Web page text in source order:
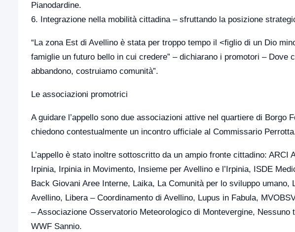
Pianodardine.
6. Integrazione nella mobilità cittadina – sfruttando la posizione
“La zona Est di Avellino è stata per troppo tempo il <figlio di un Dio
famiglie un futuro bello in cui credere” – dichiarano i promotori – Dove
abbandono, costruiamo comunità”.
Le associazioni promotrici
A guidare l’appello sono due associazioni attive nel quartiere di Borgo
chiedono contestualmente un incontro ufficiale al Commissario
L’appello è stato inoltre sottoscritto da un ampio fronte cittadino: ARCI
Irpinia, Irpinia in Movimento, Insieme per Avellino e l’Irpinia, ISDE
Back Giovani Aree Interne, Laika, La Comunità per lo sviluppo
Avellino, Libera – Coordinamento di Avellino, Lupus in Fabula,
– Associazione Osservatorio Meteorologico di Montevergine, Nessuno
WWF Sannio.